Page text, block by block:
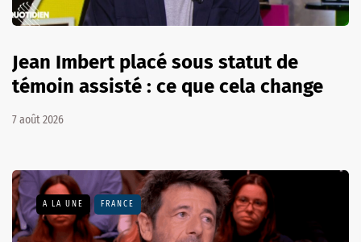
Jean Imbert placé sous statut de
témoin assisté : ce que cela change
7 août 2026
A LA UNE FRANCE